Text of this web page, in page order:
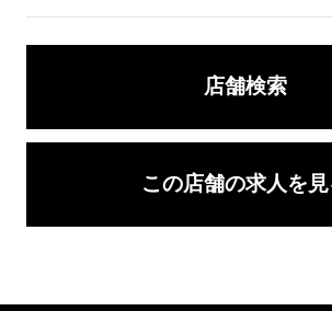
店舗検索
この店舗の求人を見